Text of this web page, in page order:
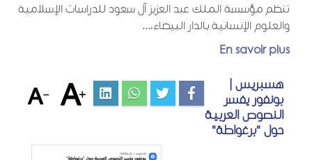
تنظم مؤسسة الملك عبد العزيز آل سعود للدراسات الإسلامية
والعلوم الإنسانية بالدار البيضاء،...
En savoir plus
هسبريس |
بونفور يفسر
النصوص العربية
حول "برغواطة"